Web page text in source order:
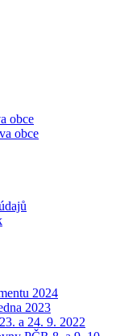
obce
obce
2024
2023
a 24. 9. 2022